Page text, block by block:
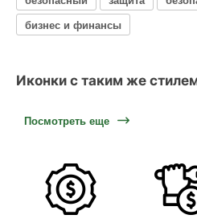
бизнес и финансы
Иконки с таким же
Посмотреть еще